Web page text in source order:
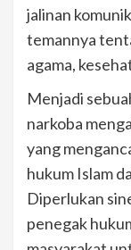
jalinan
temannya
agama,
Menjadi
narkoba
yang
hukum Islam
Diperlukan
penegak